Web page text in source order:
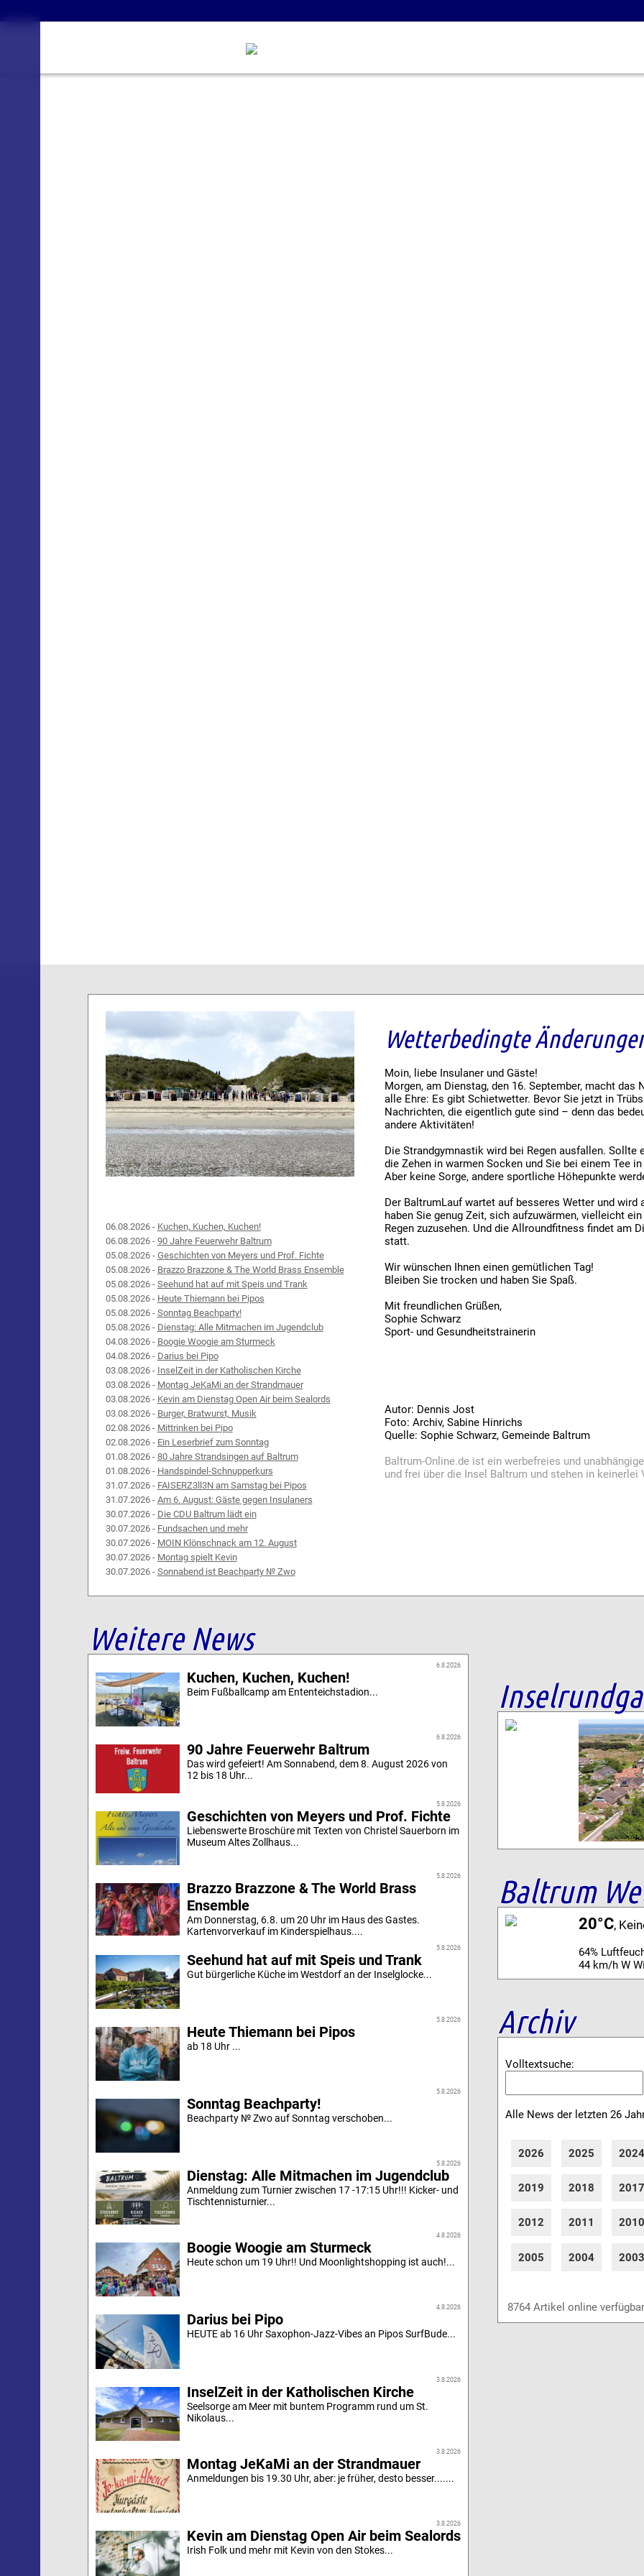
06.08.2026 - Kuchen, Kuchen, Kuchen!
06.08.2026 - 90 Jahre Feuerwehr Baltrum
05.08.2026 - Geschichten von Meyers und Prof. Fichte
05.08.2026 - Brazzo Brazzone & The World Brass Ensemble
05.08.2026 - Seehund hat auf mit Speis und Trank
05.08.2026 - Heute Thiemann bei Pipos
05.08.2026 - Sonntag Beachparty!
05.08.2026 - Dienstag: Alle Mitmachen im Jugendclub
04.08.2026 - Boogie Woogie am Sturmeck
04.08.2026 - Darius bei Pipo
03.08.2026 - InselZeit in der Katholischen Kirche
03.08.2026 - Montag JeKaMi an der Strandmauer
03.08.2026 - Kevin am Dienstag Open Air beim Sealords
03.08.2026 - Burger, Bratwurst, Musik
02.08.2026 - Mittrinken bei Pipo
02.08.2026 - Ein Leserbrief zum Sonntag
01.08.2026 - 80 Jahre Strandsingen auf Baltrum
01.08.2026 - Handspindel-Schnupperkurs
31.07.2026 - FAISERZ3ll3N am Samstag bei Pipos
31.07.2026 - Am 6. August: Gäste gegen Insulaners
30.07.2026 - Die CDU Baltrum lädt ein
30.07.2026 - Fundsachen und mehr
30.07.2026 - MOIN Klönschnack am 12. August
30.07.2026 - Montag spielt Kevin
30.07.2026 - Sonnabend ist Beachparty № Zwo
Wetterbedingte
Moin, liebe Insulaner und Gäste!
Morgen, am Dienstag, den 16. September, macht
alle Ehre: Es gibt Schietwetter. Bevor Sie jetzt in
Nachrichten, die eigentlich gute sind – denn das
andere Aktivitäten!
Die Strandgymnastik wird bei Regen ausfallen. Sollte
die Zehen in warmen Socken und Sie bei einem Tee
Aber keine Sorge, andere sportliche Höhepunkte
Der BaltrumLauf wartet auf besseres Wetter und wird
haben Sie genug Zeit, sich aufzuwärmen, vielleicht
Regen zuzusehen. Und die Allroundfitness findet am
statt.
Wir wünschen Ihnen einen gemütlichen Tag!
Bleiben Sie trocken und haben Sie Spaß.
Mit freundlichen Grüßen,
Sophie Schwarz
Sport- und Gesundheitstrainerin
Autor: Dennis Jost
Foto: Archiv, Sabine Hinrichs
Quelle: Sophie Schwarz, Gemeinde Baltrum
Baltrum-Online.de ist ein werbefreies und
und frei über die Insel Baltrum und stehen in keinerlei
Weitere News
6.8.2026
Kuchen, Kuchen, Kuchen!
Beim Fußballcamp am Ententeichstadion...
6.8.2026
90 Jahre Feuerwehr Baltrum
Das wird gefeiert! Am Sonnabend, dem 8. August 2026 von
12 bis 18 Uhr...
5.8.2026
Geschichten von Meyers und Prof. Fichte
Liebenswerte Broschüre mit Texten von Christel Sauerborn im
Museum Altes Zollhaus...
5.8.2026
Brazzo Brazzone & The World Brass
Ensemble
Am Donnerstag, 6.8. um 20 Uhr im Haus des Gastes.
Kartenvorverkauf im Kinderspielhaus....
5.8.2026
Seehund hat auf mit Speis und Trank
Gut bürgerliche Küche im Westdorf an der Inselglocke...
5.8.2026
Heute Thiemann bei Pipos
ab 18 Uhr ...
5.8.2026
Sonntag Beachparty!
Beachparty № Zwo auf Sonntag verschoben...
5.8.2026
Dienstag: Alle Mitmachen im Jugendclub
Anmeldung zum Turnier zwischen 17 -17:15 Uhr!!! Kicker- und
Tischtennisturnier...
4.8.2026
Boogie Woogie am Sturmeck
Heute schon um 19 Uhr!! Und Moonlightshopping ist auch!...
4.8.2026
Darius bei Pipo
HEUTE ab 16 Uhr Saxophon-Jazz-Vibes an Pipos SurfBude...
3.8.2026
InselZeit in der Katholischen Kirche
Seelsorge am Meer mit buntem Programm rund um St.
Nikolaus...
3.8.2026
Montag JeKaMi an der Strandmauer
Anmeldungen bis 19.30 Uhr, aber: je früher, desto besser.......
3.8.2026
Kevin am Dienstag Open Air beim Sealords
Irish Folk und mehr mit Kevin von den Stokes...
Baltrum
20°C,
64%
44 km/h W
Archiv
Volltextsuche:
Alle News der letzten 26
2026 2025
2019 2018
2012 2011
2005 2004
8764 Artikel online